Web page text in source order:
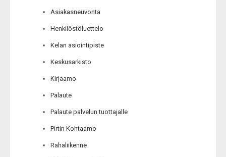
Asiakasneuvonta
Henkilöstöluettelo
Kelan asiointipiste
Keskusarkisto
Kirjaamo
Palaute
Palaute palvelun tuottajalle
Pirtin Kohtaamo
Rahaliikenne